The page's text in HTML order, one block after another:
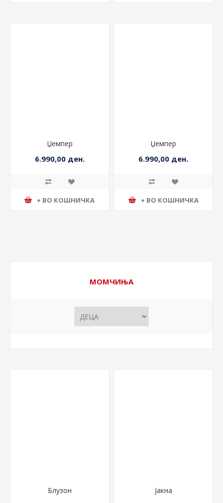
Џемпер
6.990,00 ден.
+ ВО КОШНИЧКА
Џемпер
6.990,00 ден.
+ ВО КОШНИЧКА
МОМЧИЊА
Блузон Јакна